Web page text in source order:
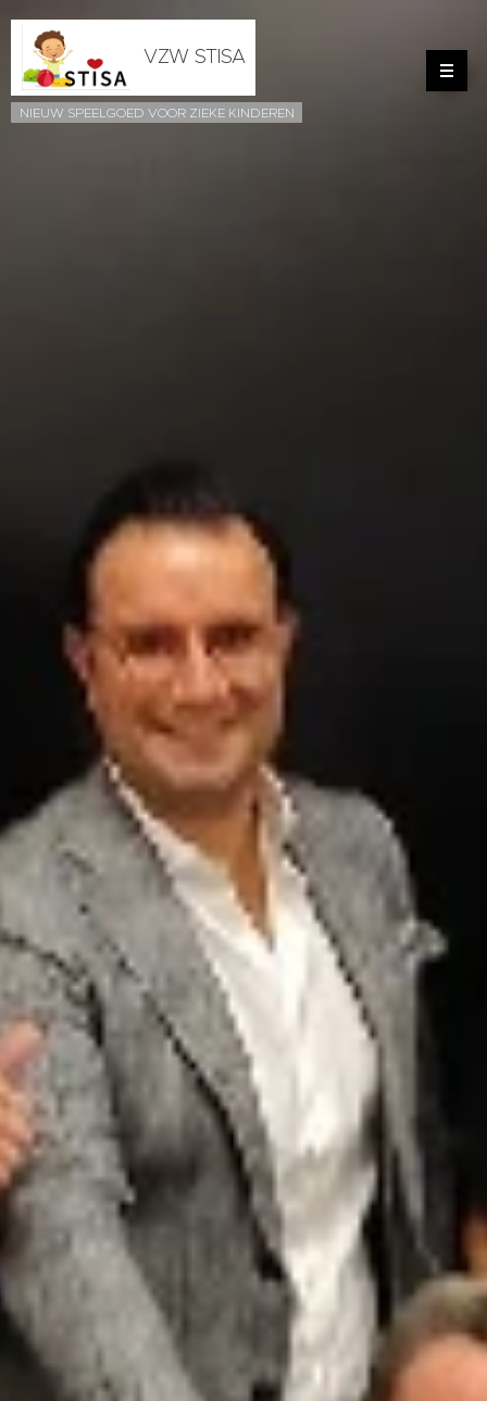
VZW STISA
NIEUW SPEELGOED VOOR ZIEKE KINDEREN